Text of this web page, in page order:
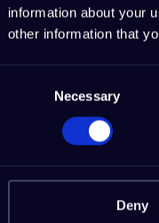
information about your
other information that
Necessary
Deny
na jednej